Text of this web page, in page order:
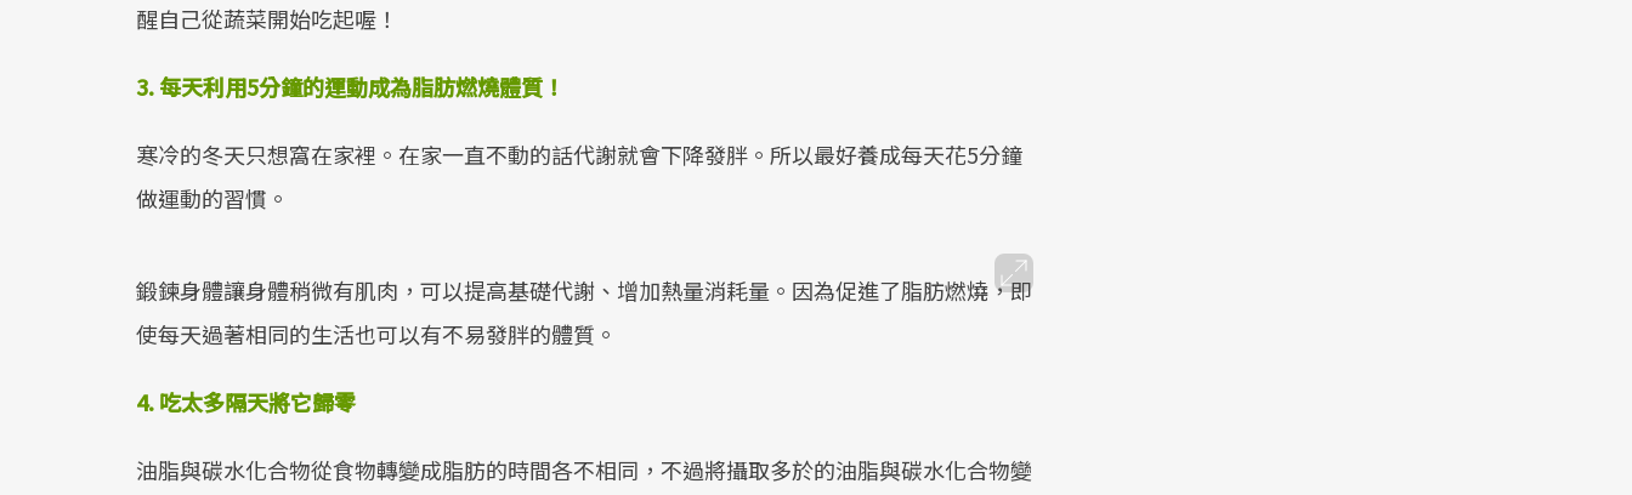
醒自己從蔬菜開始吃起喔！
3. 每天利用5分鐘的運動成為脂肪燃燒體質！
寒冷的冬天只想窩在家裡。在家一直不動的話代謝就會下降發胖。所以最好養成每天花5分鐘
做運動的習慣。
鍛鍊身體讓身體稍微有肌肉，可以提高基礎代謝、增加熱量消耗量。因為促進了脂肪燃燒，即
使每天過著相同的生活也可以有不易發胖的體質。
4. 吃太多隔天將它歸零
油脂與碳水化合物從食物轉變成脂肪的時間各不相同，不過將攝取多於的油脂與碳水化合物變